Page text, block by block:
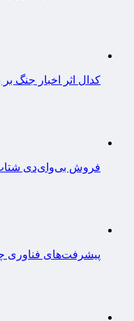
کدال اثر اخبار جنگ
فروش بی‌وای‌دی
پیشرفت‌های فناوری